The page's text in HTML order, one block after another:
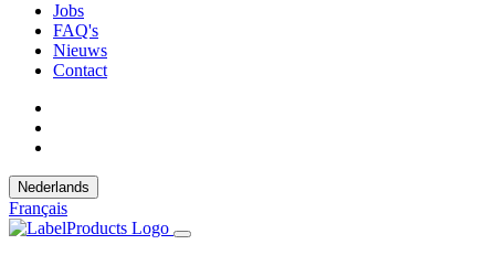
Jobs
FAQ's
Nieuws
Contact
Nederlands
Français